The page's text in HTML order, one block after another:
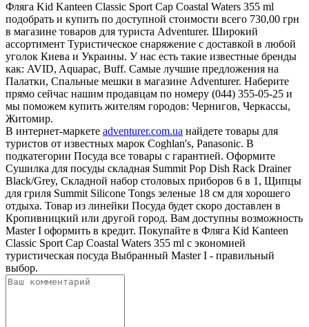
Фляга Kid Kanteen Classic Sport Cap Coastal Waters 355 ml
подобрать и купить по доступной стоимости всего 730,00 грн
в магазине товаров для туриста Adventurer. Широкий
ассортимент Туристическое снаряжение с доставкой в любой
уголок Киева и Украины. У нас есть такие известные бренды
как: AVID, Aquapac, Buff. Самые лучшие предложения на
Палатки, Спальные мешки в магазине Adventurer. Наберите
прямо сейчас нашим продавцам по номеру (044) 355-05-25 и
мы поможем купить жителям городов: Чернигов, Черкассы,
Житомир.
В интернет-маркете adventurer.com.ua найдете товары для
туристов от известных марок Coghlan's, Panasonic. В
подкатегории Посуда все товары с гарантией. Оформите
Сушилка для посуды складная Summit Pop Dish Rack Drainer
Black/Grey, Складной набор столовых приборов 6 в 1, Щипцы
для гриля Summit Silicone Tongs зеленые 18 см для хорошего
отдыха. Товар из линейки Посуда будет скоро доставлен в
Кропивницкий или другой город. Вам доступны возможность
Master I оформить в кредит. Покупайте в Фляга Kid Kanteen
Classic Sport Cap Coastal Waters 355 ml с экономией
туристическая посуда Выбранный Master I - правильный
выбор.